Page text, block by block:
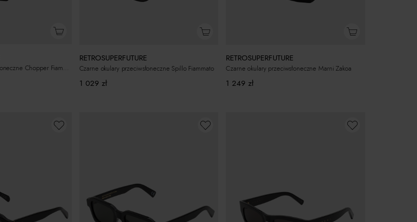
Czarne okulary przeciwsłoneczne Chopper Fiammato
RETROSUPERFUTURE
Czarne okulary przeciwsłoneczne Spillo Fiammato
1 029 zł
RETROSUPERFUTURE
Czarne okulary przeciwsłoneczne Marni Zakoa
1 249zł